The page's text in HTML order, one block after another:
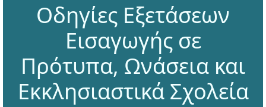
Οδηγίες Εξετάσεων
Εισαγωγής σε
Πρότυπα, Ωνάσεια και
Εκκλησιαστικά Σχολεία